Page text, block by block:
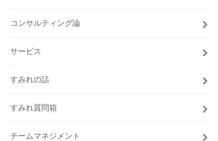
コンサルティング論
サービス
すみれの話
すみれ質問箱
チームマネジメント